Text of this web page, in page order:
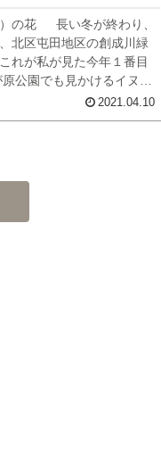
の花 長い冬が終わり、
北区屯田地区の創成川緑
れが私が見た今年１番目
公園でも見かけるイヌサ
で確認したら・・・ ・
2021.04.10